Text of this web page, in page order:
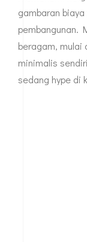
gambaran
pembangunan.
beragam, mulai
minimalis
sedang hype di